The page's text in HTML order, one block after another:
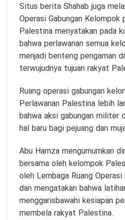
Situs berita Shahab juga
Operasi Gabungan Kelompok
Palestina menyatakan pada
bahwa perlawanan semua
menjadi benteng pengaman
terwujudnya tujuan rakyat
Ruang operasi gabungan
Perlawanan Palestina lebih
bahwa aksi gabungan militer
hal baru bagi pejuang dan
Abu Hamza mengumumkan
bersama oleh kelompok
oleh Lembaga Ruang
dan mengatakan bahwa
menggarisbawahi kesiapan
membela rakyat Palestina.